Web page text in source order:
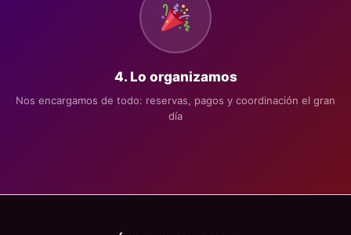
4. Lo organizamos
Nos encargamos de todo: reservas, pagos y coordinación el gran
día